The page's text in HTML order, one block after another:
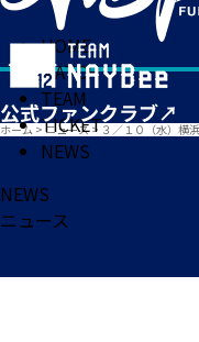
HOME
MATCH
TEAM
TICKET
NEWS
ホーム > ニュース> ３／１０（水）横
NEWS
ニュース